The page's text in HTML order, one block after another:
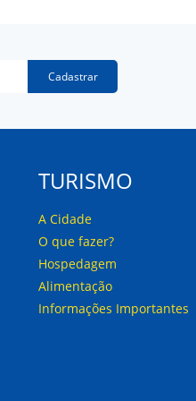
Cadastrar
TURISMO
A Cidade
O que fazer?
Hospedagem
Alimentação
Informações Importantes